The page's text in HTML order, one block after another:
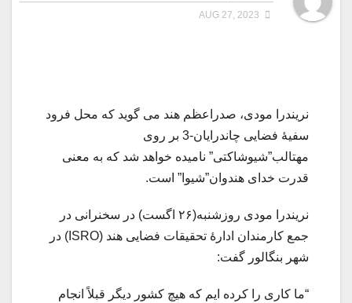
نریندرا مودی، صدراعظم هند می گوید که محل فرود
سفیۀ فضایی چاندرایان-3 بر روی
مهتالب”شیوشاکتی” نامیده خواهد شد که به معنی
قدرت خدای هندوان”شیوا” است.
نریندرا مودی روزشنبه(۲۶ اگست) در سخنرانی در
جمع کارمندان ادارۀ تحقیقات فضایی هند (ISRO) در
شهر بنگالور گفت:
“ما کاری را کرده ایم که هیچ کشور دیگر قبلاً انجام